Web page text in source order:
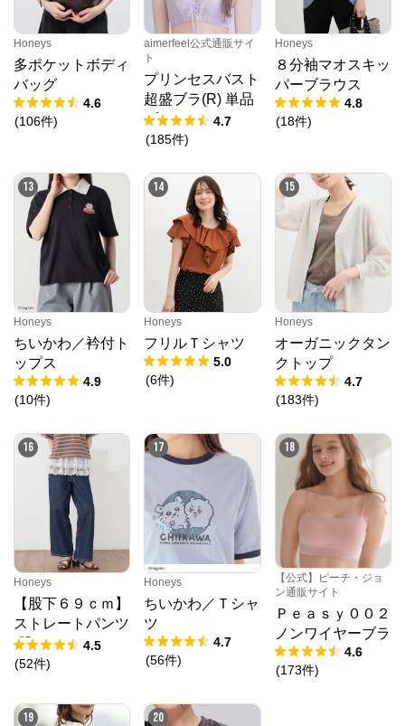
Honeys
多ポケットボディ
バッグ
4.6
(106件)
aimerfeel公式通販サイ
ト
プリンセスバスト
超盛ブラ(R) 単品
ブラジャー4.7
(185件)
Honeys
８分袖マオスキッ
パーブラウス
4.8
(18件)
13
Honeys
ちいかわ／衿付ト
ップス
4.9
(10件)
14
Honeys
フリルＴシャツ
5.0
(6件)
15
Honeys
オーガニックタン
クトップ
4.7
(183件)
16
Honeys
【股下６９ｃｍ】
ストレートパンツ
(股下60/63/66/69/
72cm展開)
4.5
(52件)
17
Honeys
ちいかわ／Ｔシャ
ツ
4.7
(56件)
18
【公式】ピーチ・ジョ
ン通販サイト
Ｐｅａｓｙ００２
ノンワイヤーブラ
4.6
(173件)
19 20
豊かにするオリジナルアイテムをご提案します。